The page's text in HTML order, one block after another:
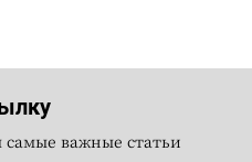
важные статьи